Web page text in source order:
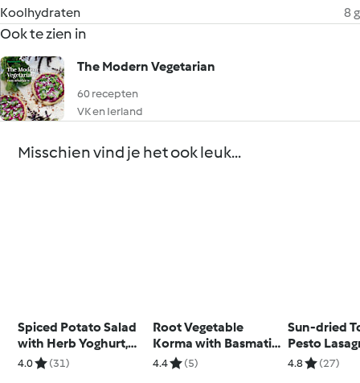
Koolhydraten
8 g
Ook te zien in
The Modern Vegetarian
60 recepten
VK en Ierland
Misschien vind je het ook leuk...
Spiced Potato Salad
with Herb Yoghurt,
Watercress and Peas
4.0 (31)
Root Vegetable
Korma with Basmati
Rice; Garlic Naan
4.4 (5)
Sun-dried
Pesto
Limoncello
4.8 (27)